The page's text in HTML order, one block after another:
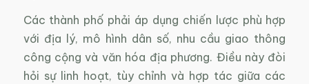
Các thành phố phải áp dụng chiến lược phù hợp
với địa lý, mô hình dân số, nhu cầu giao thông
công cộng và văn hóa địa phương. Điều này đòi
hỏi sự linh hoạt, tùy chỉnh và hợp tác giữa các